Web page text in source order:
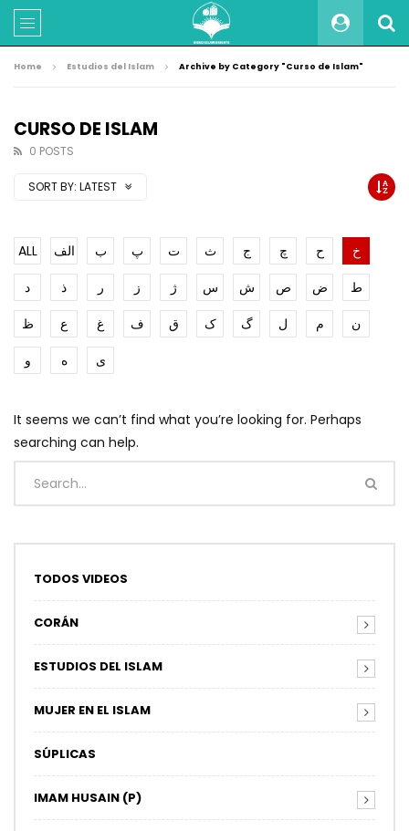
Home Estudios del Islam Archive by Category "Curso de Islam"
CURSO DE ISLAM
0 POSTS
SORT BY: LATEST
ALL الف ب پ ت ث ج چ ح
خ
د
ذ ر ز ژ س ش ص ض
ط
ظ
ع غ ف ق ک گ ل م
ن
و
ه ی
It seems we can’t find what you’re looking for. Perhaps
searching can help.
TODOS VIDEOS
CORÁN
ESTUDIOS DEL ISLAM
MUJER EN EL ISLAM
SÚPLICAS
IMAM HUSAIN (P)